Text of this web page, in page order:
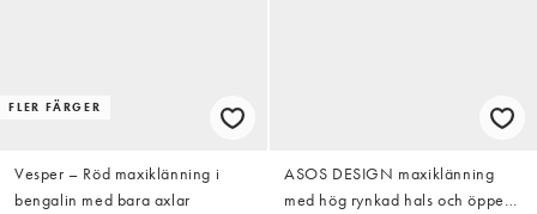
FLER FÄRGER
Vesper – Röd maxiklänning i
bengalin med bara axlar
ASOS DESIGN maxiklänning
med hög rynkad hals och öppen